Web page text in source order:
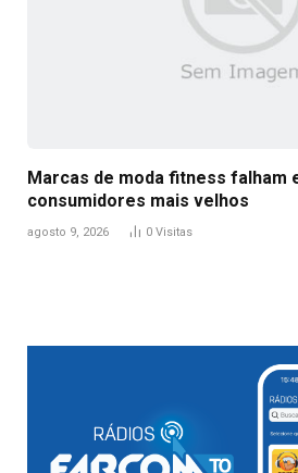
Marcas de moda fitness falham
consumidores mais velhos
agosto 9, 2026 0 Visitas